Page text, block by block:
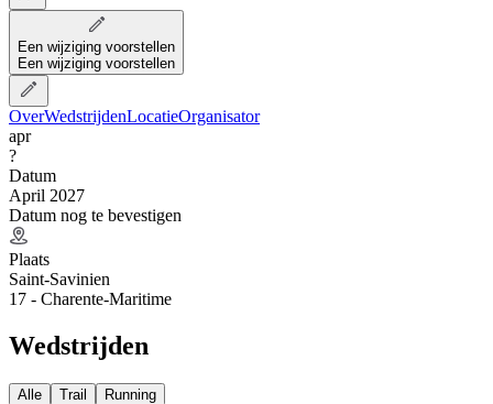
Een wijziging voorstellen
Een wijziging voorstellen
OverWedstrijdenLocatieOrganisator
apr
?
Datum
April 2027
Datum nog te bevestigen
Plaats
Saint-Savinien
17 - Charente-Maritime
Wedstrijden
Alle Trail Running